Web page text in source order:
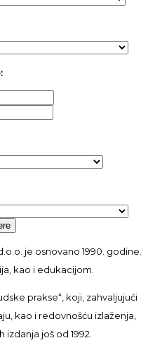
je osnovano 1990. godine.
kao i edukacijom.
prakse“, koji, zahvaljujući
kao i redovnošću izlaženja,
još od 1992.